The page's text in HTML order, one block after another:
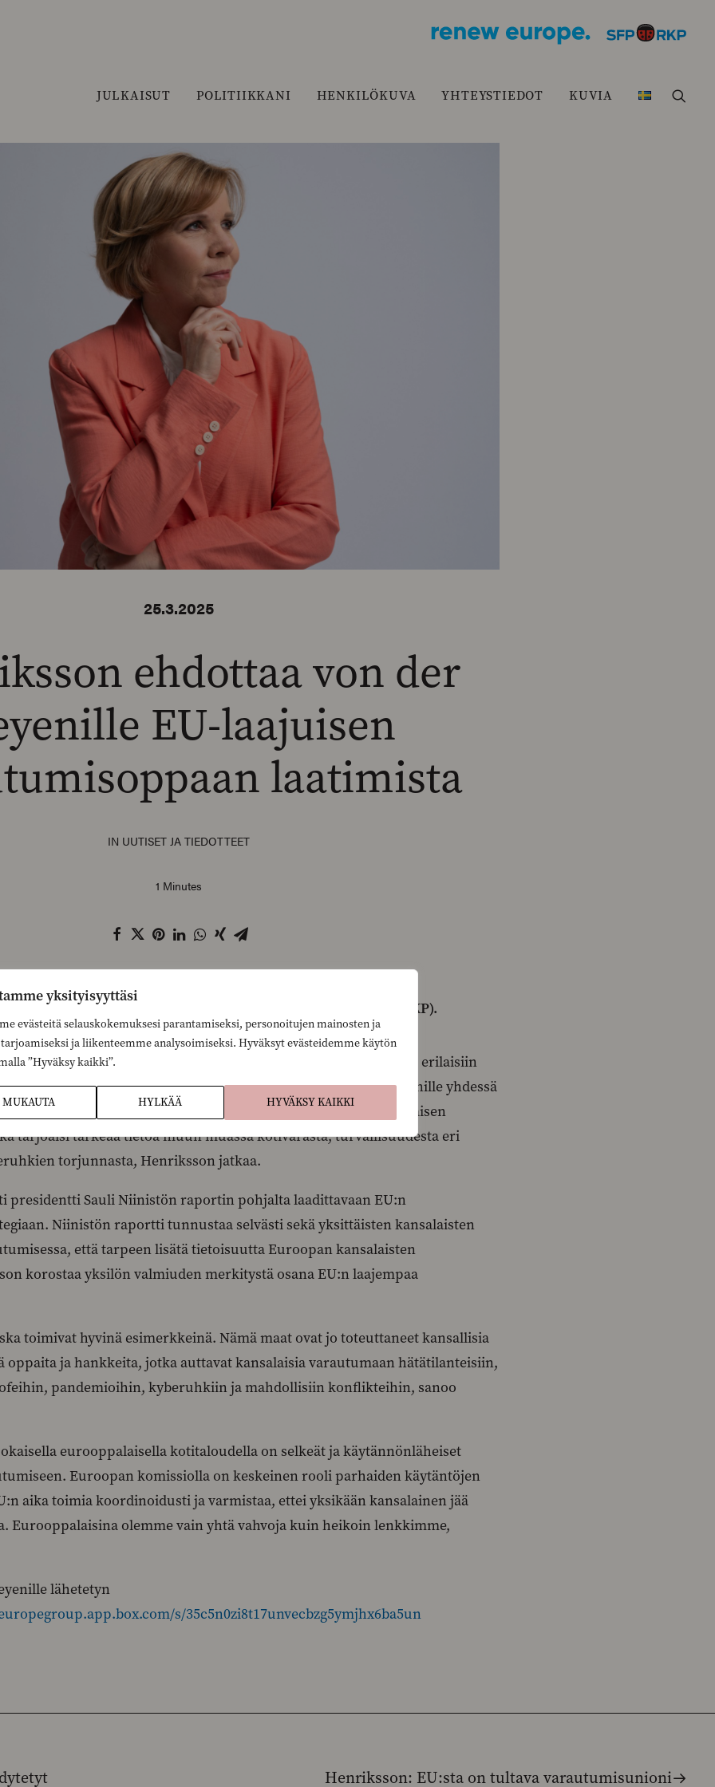
yksityisyyttäsi
evästeitä selauskokemuksesi parantamiseksi, personoitujen mainosten ja
ja liikenteemme analysoimiseksi. Hyväksyt evästeidemme käytön
”Hyväksy kaikki”.
MUKAUTA HYLKÄÄ HYVÄKSY KAIKKI
JULKAISUT POLITIIKKANI HENKILÖKUVA YHTEYSTIEDOT KUVIA
25.3.2025
ehdottaa von der
EU-laajuisen
laatimista
IN UUTISET JA TIEDOTTEET
1 Minutes
Renew Europen varapuheenjohtaja Anna-Maja Henriksson (RKP).
Euroopan 450 miljoonan asukkaan väestö tietää, miten varautua erilaisiin
kirjeen komission puheenjohtajalle Ursula von der Leyenille yhdessä
ja Nathalie Loiseaun kanssa. Haluamme nähdä eurooppalaisen
tarjoaisi tärkeää tietoa muun muassa kotivarasta, turvallisuudesta eri
torjunnasta, Henriksson jatkaa.
presidentti Sauli Niinistön raportin pohjalta laadittavaan EU:n
Niinistön raportti tunnustaa selvästi sekä yksittäisten kansalaisten
että tarpeen lisätä tietoisuutta Euroopan kansalaisten
korostaa yksilön valmiuden merkitystä osana EU:n laajempaa
toimivat hyvinä esimerkkeinä. Nämä maat ovat jo toteuttaneet kansallisia
ja hankkeita, jotka auttavat kansalaisia varautumaan hätätilanteisiin,
pandemioihin, kyberuhkiin ja mahdollisiin konflikteihin, sanoo
eurooppalaisella kotitaloudella on selkeät ja käytännönläheiset
Euroopan komissiolla on keskeinen rooli parhaiden käytäntöjen
aika toimia koordinoidusti ja varmistaa, ettei yksikään kansalainen jää
Eurooppalaisina olemme vain yhtä vahvoja kuin heikoin lenkkimme,
lähetetyn
s/35c5n0zi8t17unvecbzg5ymjhx6ba5un
Henriksson: EU:sta on tultava varautumisunioni